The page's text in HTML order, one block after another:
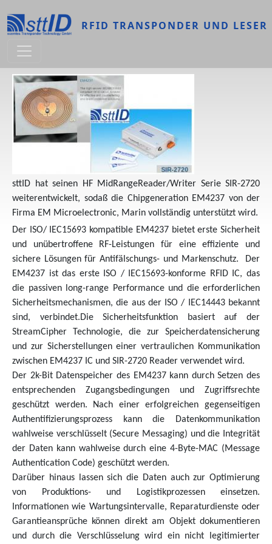
RFID TRANSPONDER UND LESER
sttID hat seinen HF MidRangeReader/Writer Serie SIR-2720
weiterentwickelt, sodaß die Chipgeneration EM4237 von der
Firma EM Microelectronic, Marin vollständig unterstützt wird.
Der ISO/ IEC15693 kompatible EM4237 bietet erste Sicherheit
und unübertroffene RF-Leistungen für eine effiziente und
sichere Lösungen für Antifälschungs- und Markenschutz. Der
EM4237 ist das erste ISO / IEC15693-konforme RFID IC, das
die passiven long-range Performance und die erforderlichen
Sicherheitsmechanismen, die aus der ISO / IEC14443 bekannt
sind, verbindet.Die Sicherheitsfunktion basiert auf der
StreamCipher Technologie, die zur Speicherdatensicherung
und zur Sicherstellungen einer vertraulichen Kommunikation
zwischen EM4237 IC und SIR-2720 Reader verwendet wird.
Der 2k-Bit Datenspeicher des EM4237 kann durch Setzen des
entsprechenden Zugangsbedingungen und Zugriffsrechte
geschützt werden. Nach einer erfolgreichen gegenseitigen
Authentifizierungsprozess kann die Datenkommunikation
wahlweise verschlüsselt (Secure Messaging) und die Integrität
der Daten kann wahlweise durch eine 4-Byte-MAC (Message
Authentication Code) geschützt werden.
Darüber hinaus lassen sich die Daten auch zur Optimierung
von Produktions- und Logistikprozessen einsetzen.
Informationen wie Wartungsintervalle, Reparaturdienste oder
Garantieansprüche können direkt am Objekt dokumentieren
und durch die Verschlüsselung wird ein nicht legitimierter